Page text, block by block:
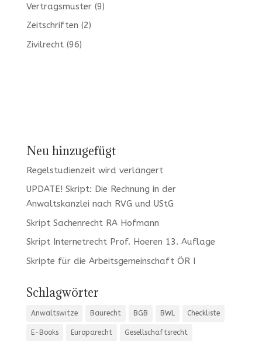
Vertragsmuster(9)
Zeitschriften (2)
Zivilrecht(96)
Neu hinzugefügt
Regelstudienzeit wird verlängert
UPDATE! Skript: Die Rechnung in der
Anwaltskanzlei nach RVG und UStG
Skript Sachenrecht RA Hofmann
Skript Internetrecht Prof. Hoeren 13. Auflage
Skripte für die Arbeitsgemeinschaft ÖR I
Schlagwörter
Anwaltswitze Baurecht BGB BWL Checkliste
E-Books Europarecht Gesellschaftsrecht